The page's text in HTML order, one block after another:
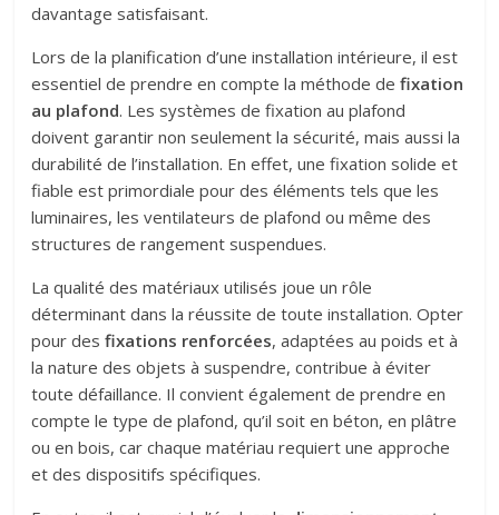
davantage satisfaisant.
Lors de la planification d’une installation intérieure, il est
essentiel de prendre en compte la méthode defixation
au plafond. Les systèmes de fixation au plafond
doivent garantir non seulement la sécurité, mais aussi la
durabilité de l’installation. En effet, une fixation solide et
fiable est primordiale pour des éléments tels que les
luminaires, les ventilateurs de plafond ou même des
structures de rangement suspendues.
La qualité des matériaux utilisés joue un rôle
déterminant dans la réussite de toute installation. Opter
pour desfixations renforcées, adaptées au poids et à
la nature des objets à suspendre, contribue à éviter
toute défaillance. Il convient également de prendre en
compte le type de plafond, qu’il soit en béton, en plâtre
ou en bois, car chaque matériau requiert une approche
et des dispositifs spécifiques.